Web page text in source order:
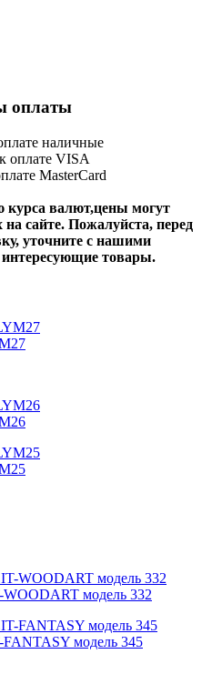
оплаты
курса валют,цены могут
сайте. Пожалуйста, перед
уточните с нашими
товары.
модель 332
модель 345